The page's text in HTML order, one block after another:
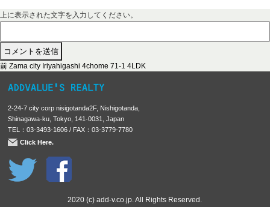
上に表示された文字を入力してください。
投
稿
ビ
ゲ
ー
シ
ョ
前 前
投
:
Zama city Iriyahigashi 4chome 71-1 4LDK
2-24-7 city corp nisigotanda2F, Nishigotanda,
Shinagawa-ku, Tokyo, 141-0031, Japan
TEL：03-3493-1606 / FAX：03-3779-7780
Click Here.
2020 (c) add-v.co.jp. All Rights Reserved.